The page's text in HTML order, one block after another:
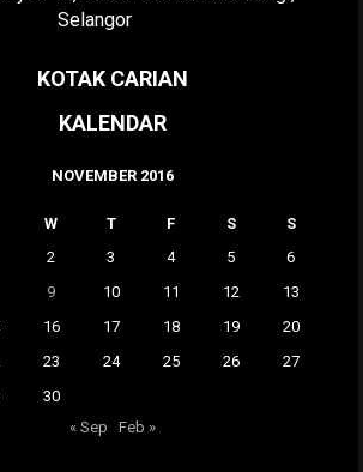
Selangor
KOTAK CARIAN
KALENDAR
NOVEMBER 2016
W T F S
S
2 3 4 5
6
9 10 11 12
13
16 17 18 19
20
23 24 25 26
27
30
« Sep
Feb »